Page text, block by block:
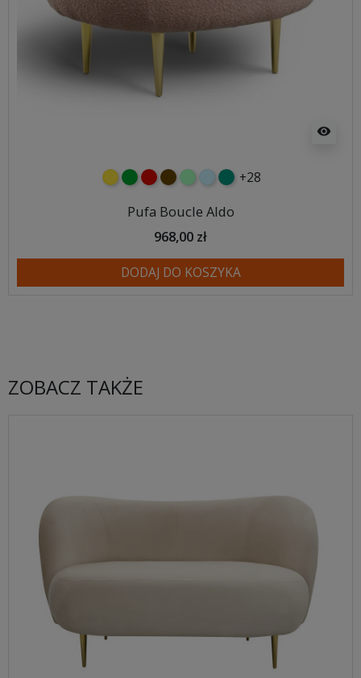
visibility
żółtyzielonyczerwony
czekoladowy
miętowybłękitny
turkusowy
+28
Pufa Boucle Aldo
968,00 zł
DODAJ DO KOSZYKA
ZOBACZ TAKŻE